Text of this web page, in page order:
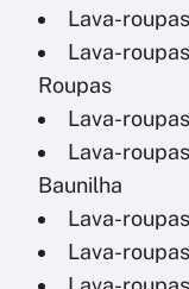
Lava-
Lava-
Roupas
Lava-
Lava-
Baunilha
Lava-
Lava-